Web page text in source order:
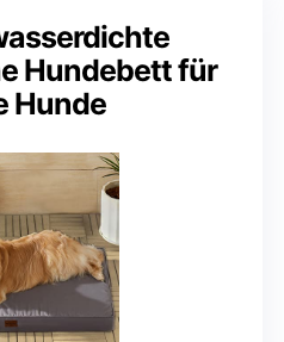
Hundebett für
Hunde